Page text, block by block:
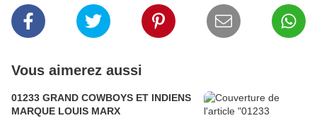
Vous aimerez aussi
01233 GRAND COWBOYS ET INDIENS
MARQUE LOUIS MARX